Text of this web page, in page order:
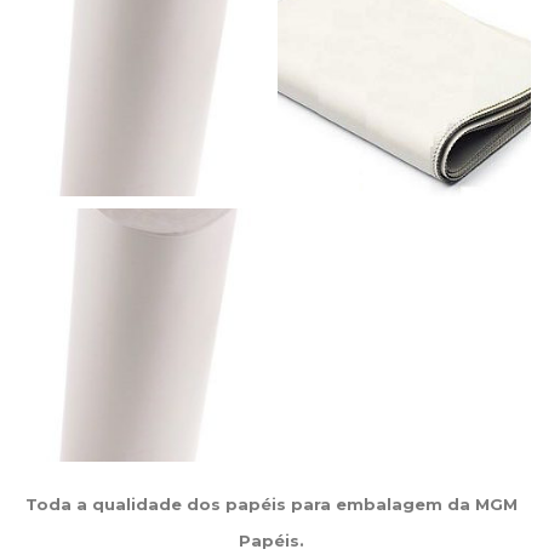
Toda a qualidade dos papéis para embalagem da MGM
Papéis.